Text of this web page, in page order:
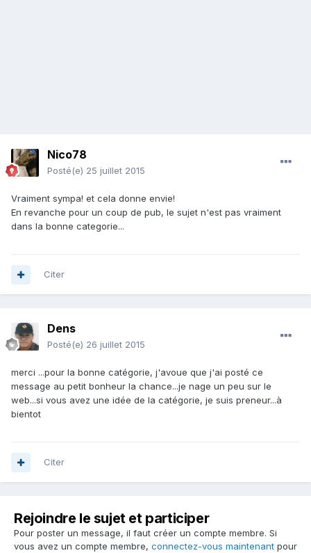
Nico78
Posté(e) 25 juillet 2015
Vraiment sympa! et cela donne envie!
En revanche pour un coup de pub, le sujet n'est pas vraiment
dans la bonne categorie...
Citer
Dens
Posté(e) 26 juillet 2015
merci ...pour la bonne catégorie, j'avoue que j'ai posté ce
message au petit bonheur la chance...je nage un peu sur le
web...si vous avez une idée de la catégorie, je suis preneur...à
bientot
Citer
Rejoindre le sujet et participer
Pour poster un message, il faut créer un compte membre. Si
vous avez un compte membre, connectez-vous maintenant pour